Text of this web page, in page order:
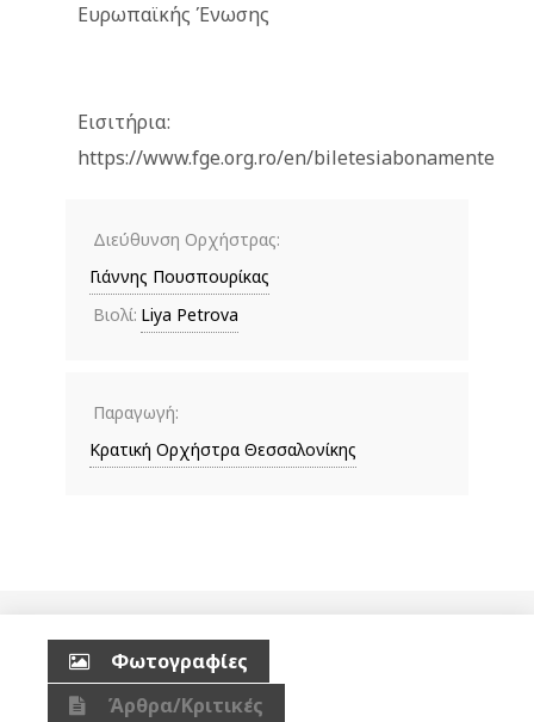
Ευρωπαϊκής Ένωσης
Εισιτήρια:
https://www.fge.org.ro/en/biletesiabonamente
Διεύθυνση Ορχήστρας:
Γιάννης Πουσπουρίκας
Βιολί: Liya Petrova
Παραγωγή:
Κρατική Ορχήστρα Θεσσαλονίκης
Φωτογραφίες
Άρθρα/Κριτικές